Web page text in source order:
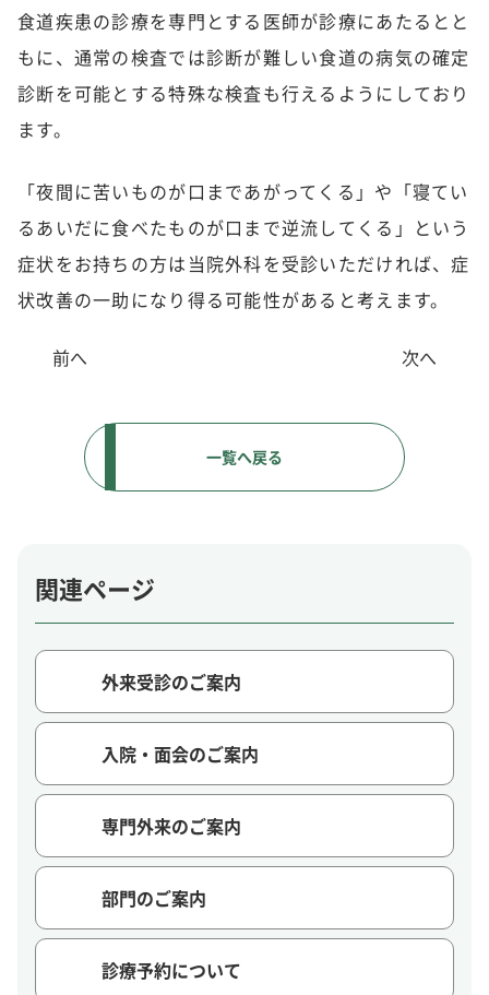
食道疾患の診療を専門とする医師が診療にあたるとと
もに、通常の検査では診断が難しい食道の病気の確定
診断を可能とする特殊な検査も行えるようにしており
ます。
「夜間に苦いものが口まであがってくる」や「寝てい
るあいだに食べたものが口まで逆流してくる」という
症状をお持ちの方は当院外科を受診いただければ、症
状改善の一助になり得る可能性があると考えます。
前へ 次へ
一覧へ戻る
関連ページ
外来受診のご案内
入院・面会のご案内
専門外来のご案内
部門のご案内
診療予約について